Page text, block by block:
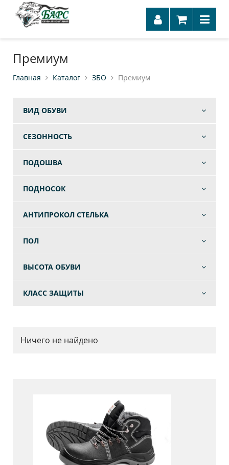
Премиум
Главная Каталог ЗБО Премиум
ВИД ОБУВИ
СЕЗОННОСТЬ
ПОДОШВА
ПОДНОСОК
АНТИПРОКОЛ СТЕЛЬКА
ПОЛ
ВЫСОТА ОБУВИ
КЛАСС ЗАЩИТЫ
Ничего не найдено